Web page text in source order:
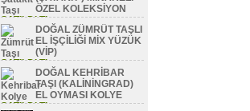
ÖZEL KOLEKSİYON
SATILDI TL
DOĞAL ZÜMRÜT TAŞLI
EL İŞÇİLİĞİ MİX YÜZÜK
(VİP)
SATILDI TL
DOĞAL KEHRİBAR
TAŞI (KALİNİNGRAD)
EL OYMASI KOLYE
SATILDI TL